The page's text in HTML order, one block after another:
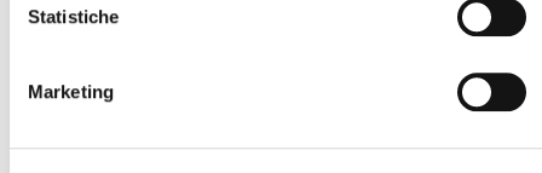
Statistiche
Marketing
Favorece una respiración nasal libre.
Reduce la carga microbiana y alergénica.